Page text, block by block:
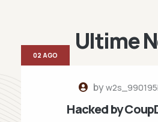
Ultime
by
Hacked by
02 AGO